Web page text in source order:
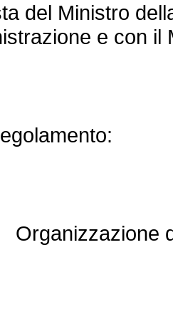
del Ministro
e con
Organizzazione